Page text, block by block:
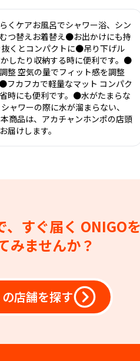
くケアお風呂でシャワー浴、シン
つ替えお着替え●お出かけにも持
くとコンパクトに●吊り下げル
したり収納する時に便利です。●
整 空気の量でフィット感を調整
フカフカで軽量なマット コンパク
時にも便利です。●水がたまらな
ャワーの際に水が溜まらない、
商品は、アカチャンホンポの店頭
届けします。
、すぐ届く ONIGOを
みませんか？
店舗を探す